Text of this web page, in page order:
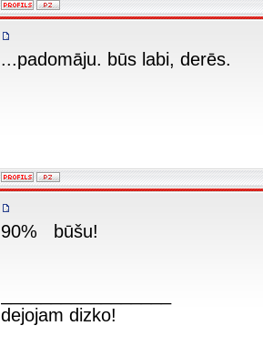
...padomāju. būs labi, derēs.
90% būšu!
dejojam dizko!